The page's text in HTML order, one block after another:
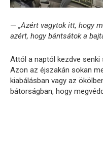
— „Azért vagytok itt, hogy
azért, hogy bántsátok a
Attól a naptól kezdve
Azon az éjszakán sokan
kiabálásban vagy az
bátorságban, hogy